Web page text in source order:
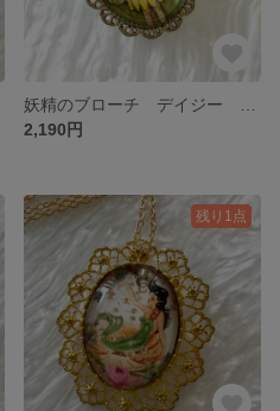
2,190円
残り1点